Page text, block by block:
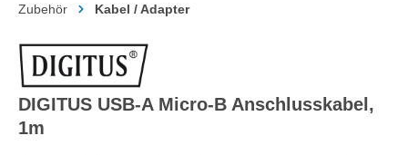
Zubehör Kabel / Adapter
DIGITUS USB-A Micro-B Anschlusskabel,
1m